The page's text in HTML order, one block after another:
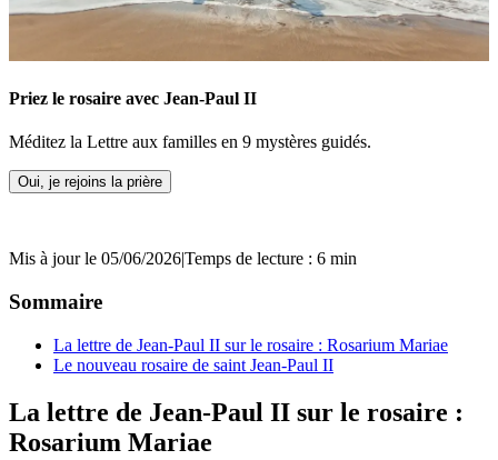
Priez le rosaire avec Jean-Paul II
Méditez la Lettre aux familles en 9 mystères guidés.
Oui, je rejoins la prière
Mis à jour le 05/06/2026|Temps de lecture : 6 min
Sommaire
La lettre de Jean-Paul II sur le rosaire : Rosarium Mariae
Le nouveau rosaire de saint Jean-Paul II
La lettre de Jean-Paul II sur le rosaire :
Rosarium Mariae